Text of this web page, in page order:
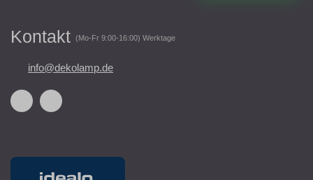
Kontakt (Mo-Fr 9:00-16:00) Werktage
info@dekolamp.de